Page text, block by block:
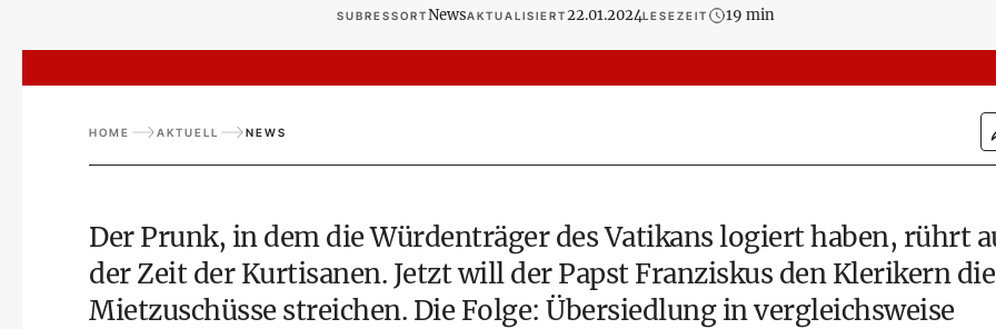
SUBRESSORTNewsAKTUALISIERT22.01.2024LESEZEIT 19 min
HOME AKTUELL NEWS
Der Prunk, in dem die Würdenträger des Vatikans logiert haben, rührt
der Zeit der Kurtisanen. Jetzt will derPapst Franziskus den Klerikern die
Mietzuschüsse streichen. Die Folge: Übersiedlung in vergleichsweise